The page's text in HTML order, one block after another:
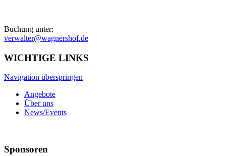
Buchung unter:
verwalter@wagnershof.de
WICHTIGE LINKS
Navigation überspringen
Angebote
Über uns
News/Events
Sponsoren